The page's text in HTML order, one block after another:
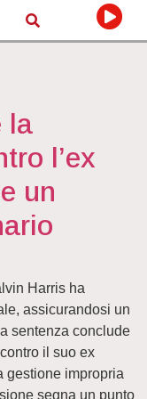
la
l’ex
un
Harris ha
assicurandosi un
sentenza conclude
il suo ex
gestione impropria
segna un punto